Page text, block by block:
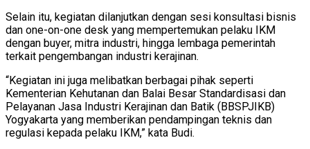
Selain itu, kegiatan dilanjutkan dengan sesi konsultasi bisnis
dan one-on-one desk yang mempertemukan pelaku IKM
dengan buyer, mitra industri, hingga lembaga pemerintah
terkait pengembangan industri kerajinan.
“Kegiatan ini juga melibatkan berbagai pihak seperti
Kementerian Kehutanan dan Balai Besar Standardisasi dan
Pelayanan Jasa Industri Kerajinan dan Batik (BBSPJIKB)
Yogyakarta yang memberikan pendampingan teknis dan
regulasi kepada pelaku IKM,” kata Budi.